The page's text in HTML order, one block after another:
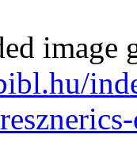
image